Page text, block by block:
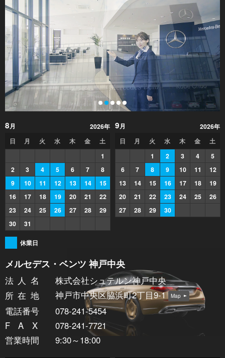
8月
2026年
日
月 火 水 木 金
土
1
2
3 4 5 6 7
8
9
10 11 12 13 14
15
16
17 18 19 20 21
22
23
24 25 26 27 28
29
30
31
9月
2026年
日
月 火 水 木 金
土
1
2 3 4
5
6
7 8 9 10 11
12
13
14 15 16 17 18
19
20
21 22 23 24 25
26
27
28 29 30
休業日
メルセデス・ベンツ 神戸中央
法人 名
株式会社シュテルン神戸中央
所在 地 神戸市中央区脇浜町2丁目9-1 Map
電話番号
078-241-5454
FA X
078-241-7721
営業時間
9:30～18:00